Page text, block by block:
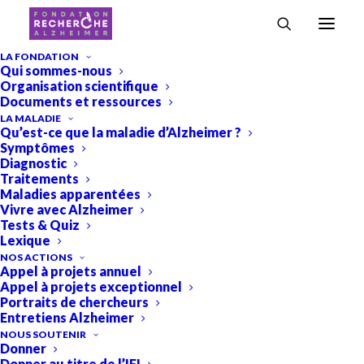
LA FONDATION
Qui sommes-nous
Organisation scientifique
Documents et ressources
LA MALADIE
Qu’est-ce que la maladie d’Alzheimer ?
Symptômes
Diagnostic
Traitements
Maladies apparentées
Vivre avec Alzheimer
Tests & Quiz
Lexique
NOS ACTIONS
Appel à projets annuel
Appel à projets exceptionnel
Portraits de chercheurs
Entretiens Alzheimer
NOUS SOUTENIR
Donner
Accueil›Inès Bouteau, doctorante
Inès Bouteau, doctorante
©Institut Pasteur